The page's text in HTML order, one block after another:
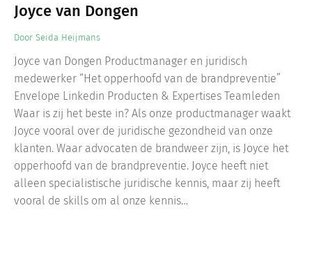
Joyce van Dongen
Door Seida Heijmans
Joyce van Dongen Productmanager en juridisch
medewerker “Het opperhoofd van de brandpreventie”
Envelope Linkedin Producten & Expertises Teamleden
Waar is zij het beste in? Als onze productmanager waakt
Joyce vooral over de juridische gezondheid van onze
klanten. Waar advocaten de brandweer zijn, is Joyce het
opperhoofd van de brandpreventie. Joyce heeft niet
alleen specialistische juridische kennis, maar zij heeft
vooral de skills om al onze kennis…